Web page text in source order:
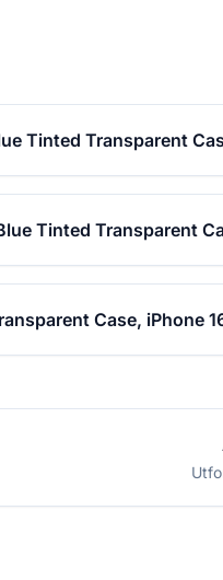
Tinted Transparent
Tinted Transparent
Case, iPhone